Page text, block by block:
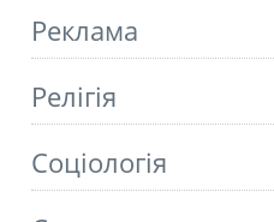
Реклама
Релігія
Соціологія